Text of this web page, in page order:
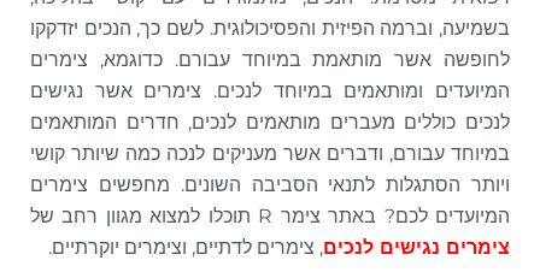
בשמיעה, וברמה הפיזית והפסיכולוגית. לשם כך, הנכים יזדקקו
לחופשה אשר מותאמת במיוחד עבורם. כדוגמא, צימרים
המיועדים ומותאמים במיוחד לנכים. צימרים אשר נגישים
לנכים כוללים מעברים מותאמים לנכים, חדרים המותאמים
במיוחד עבורם, ודברים אשר מעניקים לנכה כמה שיותר קושי
ויותר הסתגלות לתנאי הסביבה השונים. מחפשים צימרים
המיועדים לכם? באתר צימר R תוכלו למצוא מגוון רחב של
צימרים נגישים לנכים, צימרים לדתיים, וצימרים יוקרתיים.